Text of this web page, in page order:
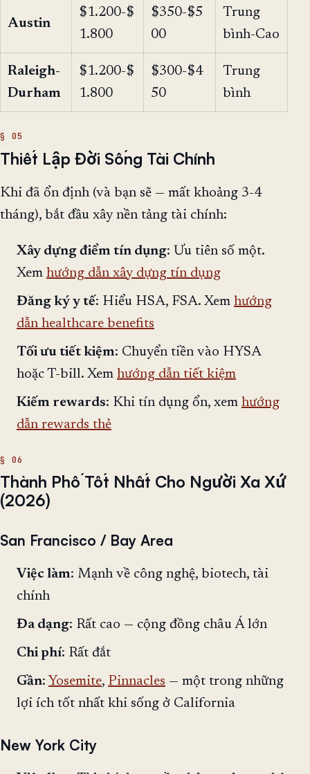
Austin
$1.200-$
1.800
$350-$5
00
Trung
bình-Cao
Raleigh-
Durham
$1.200-$
1.800
$300-$4
50
Trung
bình
Thiết Lập Đời Sống Tài Chính
Khi đã ổn định (và bạn sẽ — mất khoảng 3-4
tháng), bắt đầu xây nền tảng tài chính:
Xây dựng điểm tín dụng: Ưu tiên số một.
Xem hướng dẫn xây dựng tín dụng
Đăng ký y tế: Hiểu HSA, FSA. Xem hướng
dẫn healthcare benefits
Tối ưu tiết kiệm: Chuyển tiền vào HYSA
hoặc T-bill. Xem hướng dẫn tiết kiệm
Kiếm rewards: Khi tín dụng ổn, xem hướng
dẫn rewards thẻ
Thành Phố Tốt Nhất Cho Người Xa Xứ
(2026)
San Francisco / Bay Area
Việc làm: Mạnh về công nghệ, biotech, tài
chính
Đa dạng: Rất cao — cộng đồng châu Á lớn
Chi phí: Rất đắt
Gần: Yosemite, Pinnacles — một trong những
lợi ích tốt nhất khi sống ở California
New York City